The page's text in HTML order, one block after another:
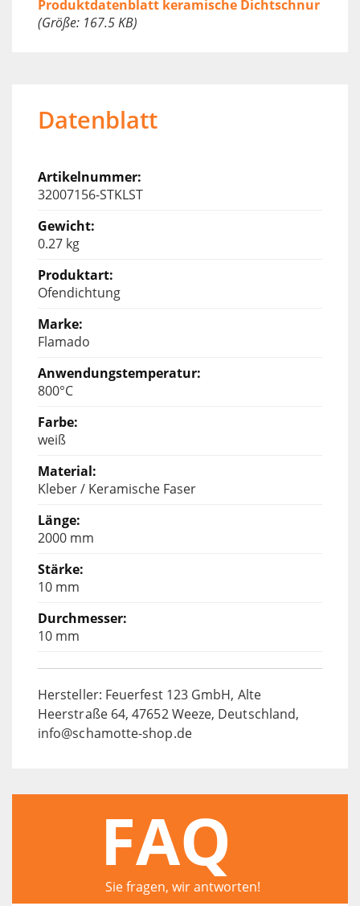
Produktdatenblatt keramische Dichtschnur
(Größe: 167.5 KB)
Datenblatt
32007156-STKLST
0.27 kg
Ofendichtung
Flamado
800°C
weiß
Kleber / Keramische Faser
2000 mm
10 mm
10 mm
Hersteller: Feuerfest 123 GmbH, Alte
Heerstraße 64, 47652 Weeze, Deutschland,
info@schamotte-shop.de
FAQ
Sie fragen, wir antworten!